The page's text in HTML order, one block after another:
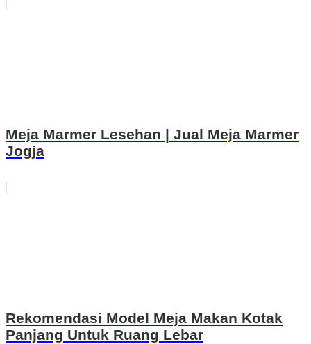
Meja Marmer Lesehan | Jual Meja Marmer
Jogja
Rekomendasi Model Meja Makan Kotak
Panjang Untuk Ruang Lebar